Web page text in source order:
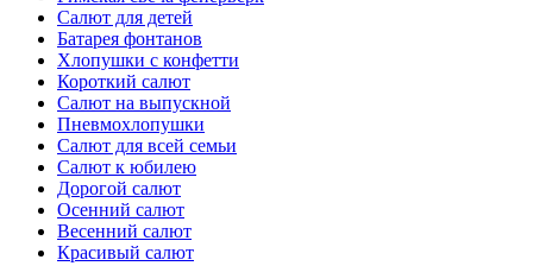
Салют для детей
Батарея фонтанов
Хлопушки с конфетти
Короткий салют
Салют на выпускной
Пневмохлопушки
Салют для всей семьи
Салют к юбилею
Дорогой салют
Осенний салют
Весенний салют
Красивый салют